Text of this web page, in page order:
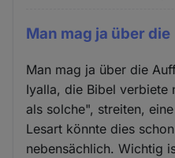
Man mag ja über die
Man mag ja über die
Iyalla, die Bibel verbiete
als solche", streiten,
Lesart könnte dies
nebensächlich. Wichtig